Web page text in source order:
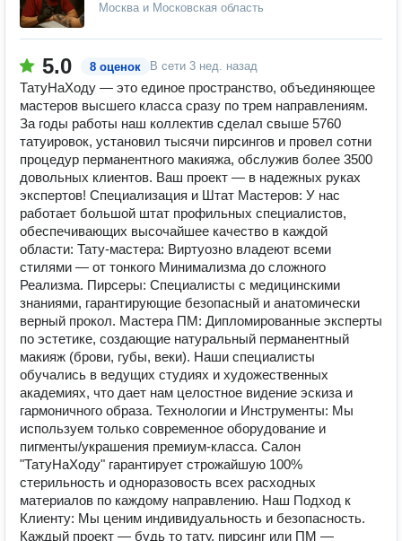
Москва и Московская область
5.0 8 оценок В сети 3 нед. назад
ТатуНаХоду — это единое пространство, объединяющее
мастеров высшего класса сразу по трем направлениям.
За годы работы наш коллектив сделал свыше 5760
татуировок, установил тысячи пирсингов и провел сотни
процедур перманентного макияжа, обслужив более 3500
довольных клиентов. Ваш проект — в надежных руках
экспертов! Специализация и Штат Мастеров: У нас
работает большой штат профильных специалистов,
обеспечивающих высочайшее качество в каждой
области: Тату-мастера: Виртуозно владеют всеми
стилями — от тонкого Минимализма до сложного
Реализма. Пирсеры: Специалисты с медицинскими
знаниями, гарантирующие безопасный и анатомически
верный прокол. Мастера ПМ: Дипломированные эксперты
по эстетике, создающие натуральный перманентный
макияж (брови, губы, веки). Наши специалисты
обучались в ведущих студиях и художественных
академиях, что дает нам целостное видение эскиза и
гармоничного образа. Технологии и Инструменты: Мы
используем только современное оборудование и
пигменты/украшения премиум-класса. Салон
"ТатуНаХоду" гарантирует строжайшую 100%
стерильность и одноразовость всех расходных
материалов по каждому направлению. Наш Подход к
Клиенту: Мы ценим индивидуальность и безопасность.
Каждый проект — будь то тату, пирсинг или ПМ —